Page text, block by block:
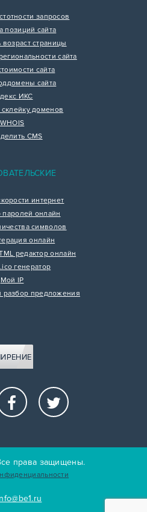
запросов
позиций сайта
страницы
сайта
сайта
сайта
ИКС
доменов
WHOIS
CMS
интернет
паролей онлайн
символов
онлайн
редактор онлайн
генератор
Мой IP
разбор предложения
права защищены.